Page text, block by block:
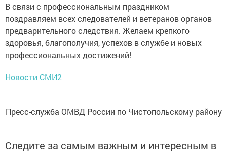
В связи с профессиональным праздником
поздравляем всех следователей и ветеранов органов
предварительного следствия. Желаем крепкого
здоровья, благополучия, успехов в службе и новых
профессиональных достижений!
Новости СМИ2
Пресс-служба ОМВД России по Чистопольскому району
Следите за самым важным и интересным в